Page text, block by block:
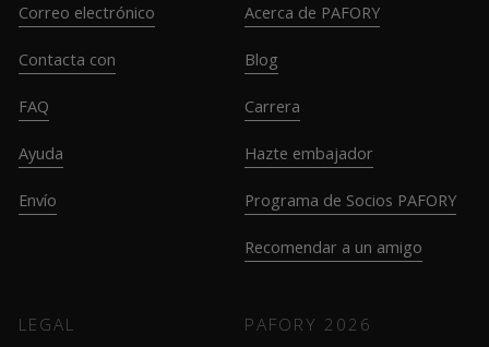
Correo electrónico
Contacta con
FAQ
Ayuda
Envío
Acerca de PAFORY
Blog
Carrera
Hazte embajador
Programa de Socios PAFORY
Recomendar a un amigo
LEGAL PAFORY 2026